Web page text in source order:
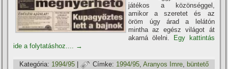
játékos a közönséggel,
amikor a szeretet és az
öröm úgy árad a lelátón
mintha az egész világot át
akarná ölelni.
Egy kattintás
ide a folytatáshoz.... →
Kategória: 1994/95 | Címke: 1994/95,Aranyos Imre, büntető